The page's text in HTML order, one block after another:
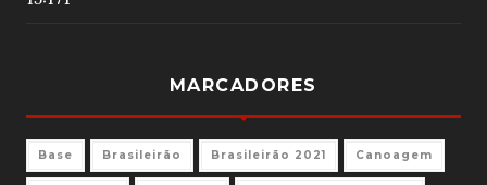
MARCADORES
Base Brasileirão Brasileirão 2021 Canoagem